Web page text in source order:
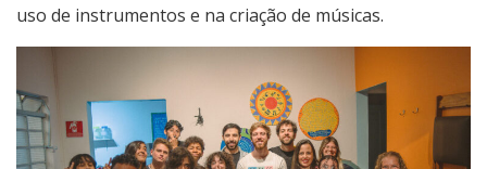
uso de instrumentos e na criação de músicas.